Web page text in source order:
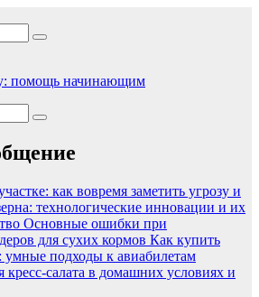
помощь начинающим
как вовремя заметить угрозу и
технологические инновации и их
Основные ошибки при
для сухих кормов Как купить
умные подходы к авиабилетам
салата в домашних условиях и